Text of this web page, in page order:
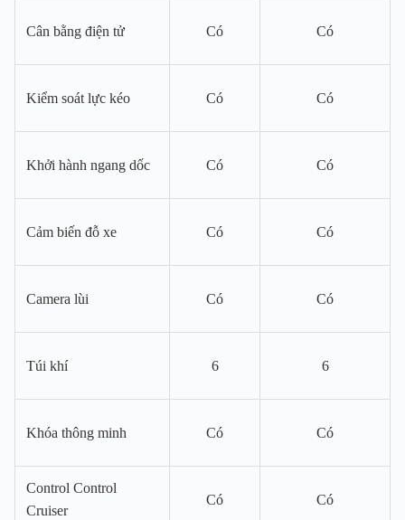
Cân bằng điện tử Có Có
Kiểm soát lực kéo Có Có
Khởi hành ngang dốc Có Có
Cảm biến đỗ xe Có Có
Camera lùi Có Có
Túi khí 6 6
Khóa thông minh Có Có
Control Control
Cruiser
Có Có